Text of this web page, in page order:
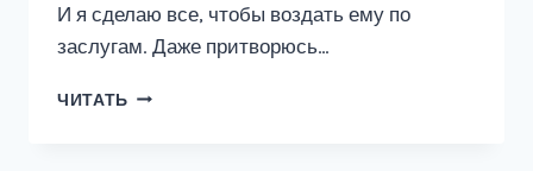
И я сделаю все, чтобы воздать ему по
заслугам. Даже притворюсь…
ЧИТАТЬ СИДЕТЬ,